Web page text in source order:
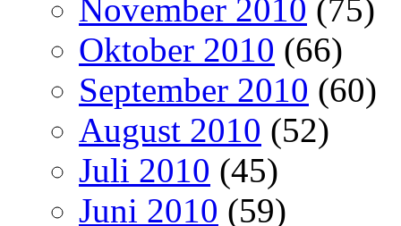
November 2010 (75)
Oktober 2010 (66)
September 2010 (60)
August 2010 (52)
Juli 2010 (45)
Juni 2010 (59)